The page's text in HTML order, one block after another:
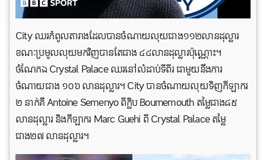
City ឈរកំពូលតារាងដែលបានចំណាយលុយជាង១១២លានដុល្លារ
ខណៈប្រមូលលុយមកវិញបានតែជាង ៤៤លានដុល្លារប៉ុណ្ណោះ។
ចំណែកឯ Crystal Palace ឈរនៅលំដាប់ទីពីរ ជាមួយនឹងការ
ចំណាយជាង ១០៦ លានដុល្លារ។ City បានចំណាយលុយទិញកីឡាករ
២ នាក់គឺ Antoine Semenyo ពីក្លិប Bournemouth តម្លៃជាង៨៥
លានដុល្លារ និងកីឡាករ Marc Guehi ពី Crystal Palace តម្លៃ
ជាង២៧ លានដុល្លារ។